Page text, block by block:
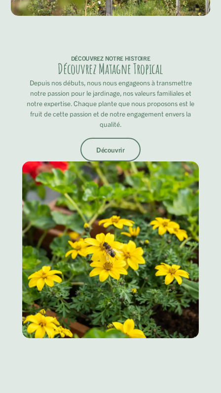
DÉCOUVREZ NOTRE HISTOIRE
Découvrez Matagne Tropical
Depuis nos débuts, nous nous engageons à transmettre
notre passion pour le jardinage, nos valeurs familiales et
notre expertise. Chaque plante que nous proposons est le
fruit de cette passion et de notre engagement envers la
qualité.
Découvrir